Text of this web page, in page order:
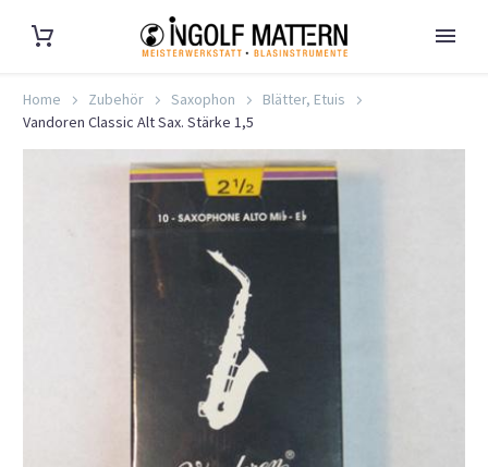
Home Zubehör Saxophon
Blätter, Etuis
Vandoren Classic Alt Sax. Stärke 1,5